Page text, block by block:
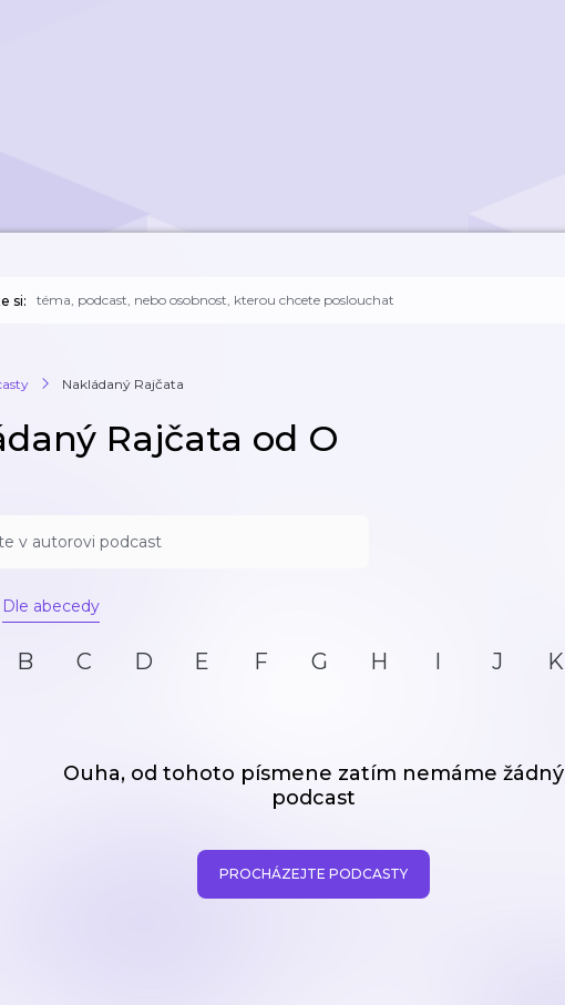
si:
Nakládaný Rajčata
Rajčata od O
Dle abecedy
B C D E F G H I J K
Ouha, od tohoto písmene zatím nemáme žádný
podcast
PROCHÁZEJTE PODCASTY